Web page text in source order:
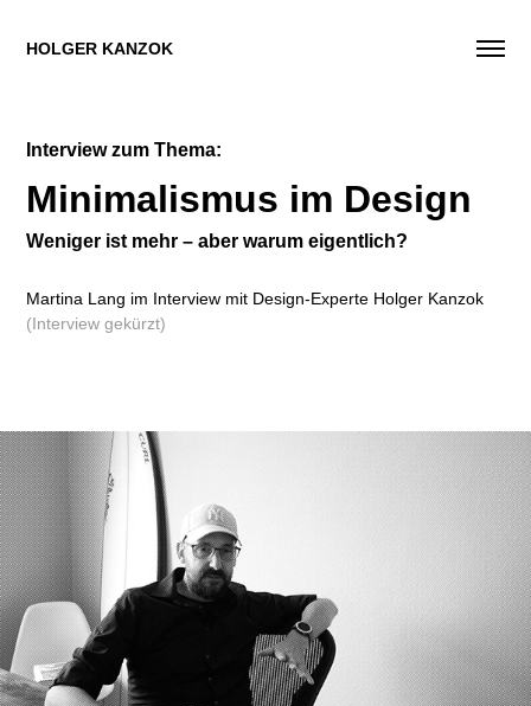
HOLGER KANZOK
Interview zum Thema:
Minimalismus im Design
Weniger ist mehr – aber warum eigentlich?
Martina Lang im Interview mit Design-Experte Holger Kanzok
(Interview gekürzt)​​​​​​​